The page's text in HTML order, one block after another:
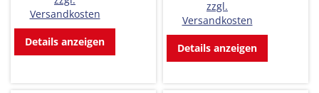
Versandkosten
Details anzeigen
zzgl.
Versandkosten
Details anzeigen